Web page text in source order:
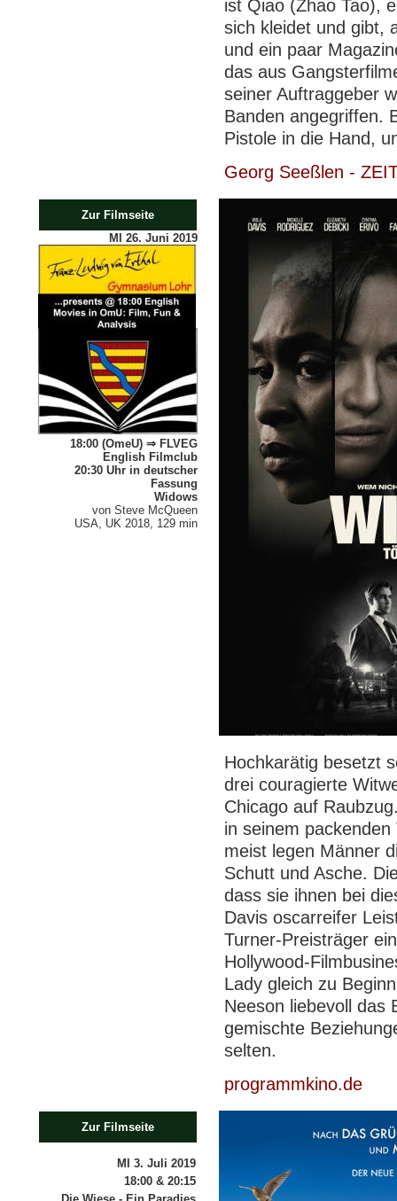
ist Qiao (Zhao Tao),
sich kleidet und gibt,
und ein paar
das aus
seiner Auftraggeber
Banden angegriffen.
Pistole in die Hand,
Georg Seeßlen -
Zur Filmseite
MI 26. Juni 2019
18:00 (OmeU) ⇒ FLVEG
English Filmclub
20:30 Uhr in deutscher
Fassung
Widows
von Steve McQueen
USA, UK 2018, 129 min
Hochkarätig besetzt
drei couragierte
Chicago auf
in seinem
meist legen Männer
Schutt und Asche.
dass sie ihnen bei
Davis oscarreifer
Turner-Preisträger
Hollywood-
Lady gleich zu
Neeson liebevoll das
gemischte
selten.
programmkino.de
Zur Filmseite
MI 3. Juli 2019
18:00 & 20:15